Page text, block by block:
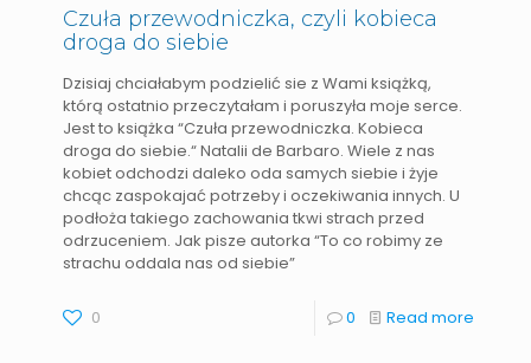
Czuła przewodniczka, czyli kobieca
droga do siebie
Dzisiaj chciałabym podzielić sie z Wami książką,
którą ostatnio przeczytałam i poruszyła moje serce.
Jest to książka “Czuła przewodniczka. Kobieca
droga do siebie.“ Natalii de Barbaro. Wiele z nas
kobiet odchodzi daleko oda samych siebie i żyje
chcąc zaspokajać potrzeby i oczekiwania innych. U
podłoża takiego zachowania tkwi strach przed
odrzuceniem. Jak pisze autorka “To co robimy ze
strachu oddala nas od siebie”
0 0 Read more